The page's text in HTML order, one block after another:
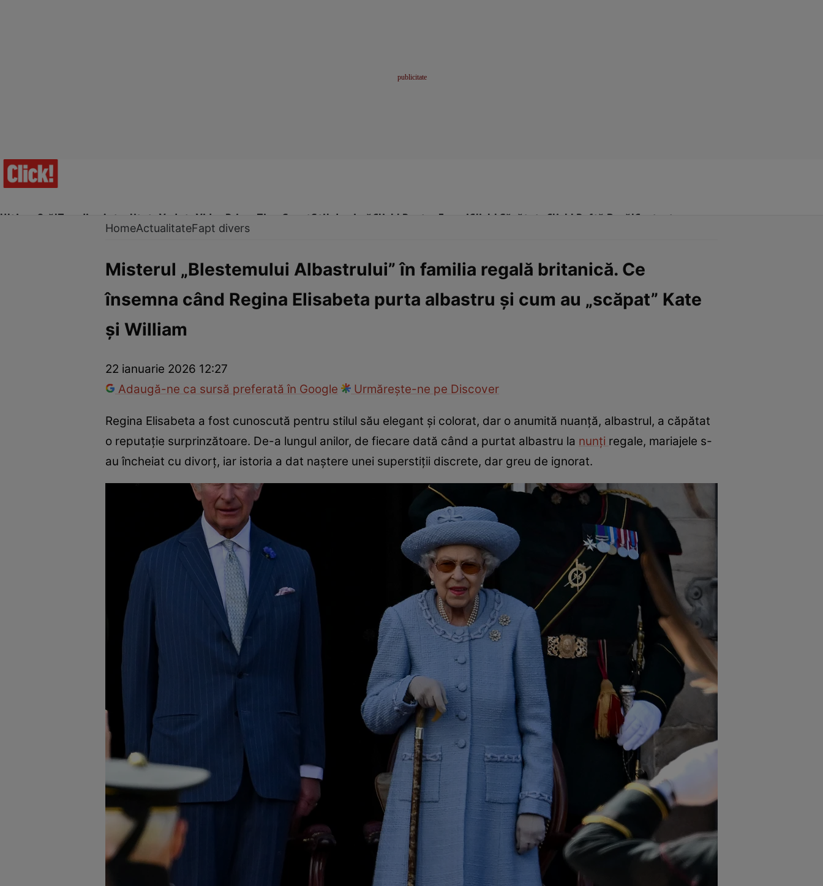
Ultima Oră!Trending Actualitate Vedete Video Prime Time SportStil de viațăClick! Pentru FemeiClick! Sănătate Click! Poftă Bună!Contact
InternaționalFapt divers TehnologieNaționalSport
HomeActualitateFapt divers
Misterul „Blestemului Albastrului” în familia regală britanică. Ce
însemna când Regina Elisabeta purta albastru și cum au „scăpat” Kate
și William
22 ianuarie 2026 12:27
Adaugă-ne ca sursă preferată în Google
Urmărește-ne pe Discover
Regina Elisabeta a fost cunoscută pentru stilul său elegant și colorat, dar o anumită nuanță, albastrul, a căpătat
o reputație surprinzătoare. De-a lungul anilor, de fiecare dată când a purtat albastru la nunți regale, mariajele s-
au încheiat cu divorț, iar istoria a dat naștere unei superstiții discrete, dar greu de ignorat.